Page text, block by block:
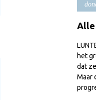
Alle
het
dat
Maar